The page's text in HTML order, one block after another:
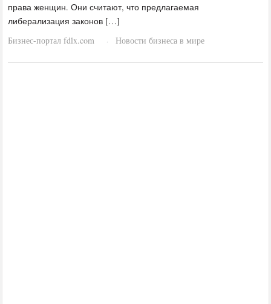
права женщин. Они считают, что предлагаемая
либерализация законов […]
Бизнес-портал fdlx.com
· Новости бизнеса в мире